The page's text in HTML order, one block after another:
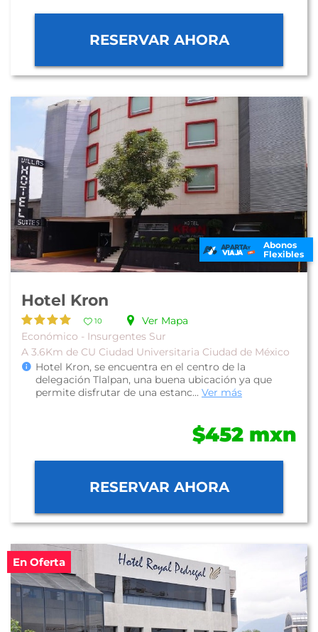
RESERVAR AHORA
Abonos
Flexibles
Hotel Kron
10
Ver Mapa
Económico - Insurgentes Sur
A 3.6Km de CU Ciudad Universitaria Ciudad de México
Hotel Kron, se encuentra en el centro de la
delegación Tlalpan, una buena ubicación ya que
permite disfrutar de una estanc... Ver más
$452 mxn
RESERVAR AHORA
En Oferta